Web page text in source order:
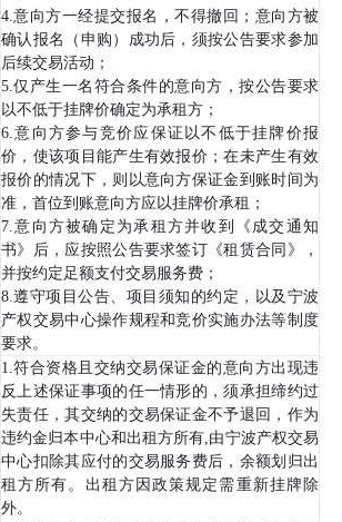
4.意向方一经提交报名，不得撤回；意向方被
确认报名（申购）成功后，须按公告要求参加
后续交易活动；
5.仅产生一名符合条件的意向方，按公告要求
以不低于挂牌价确定为承租方；
6.意向方参与竞价应保证以不低于挂牌价报
价，使该项目能产生有效报价；在未产生有效
报价的情况下，则以意向方保证金到账时间为
准，首位到账意向方应以挂牌价承租；
7.意向方被确定为承租方并收到《成交通知
书》后，应按照公告要求签订《租赁合同》，
并按约定足额支付交易服务费；
8.遵守项目公告、项目须知的约定，以及宁波
产权交易中心操作规程和竞价实施办法等制度
要求。
1.符合资格且交纳交易保证金的意向方出现违
反上述保证事项的任一情形的，须承担缔约过
失责任，其交纳的交易保证金不予退回，作为
违约金归本中心和出租方所有,由宁波产权交易
中心扣除其应付的交易服务费后，余额划归出
租方所有。出租方因政策规定需重新挂牌除
外。